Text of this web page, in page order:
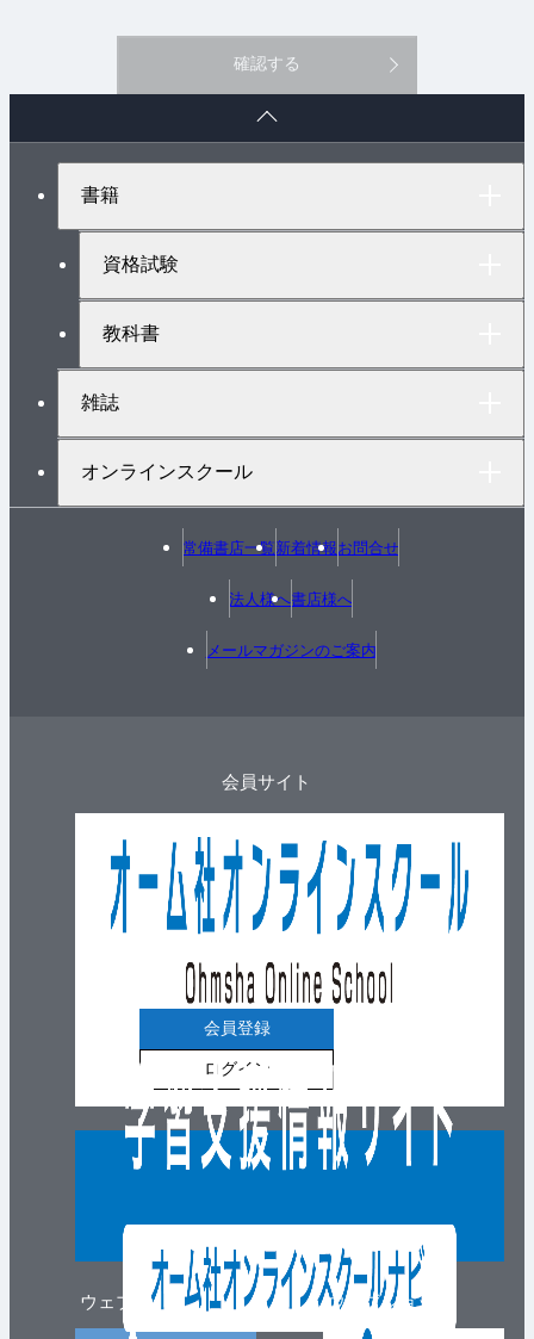
確認する
書籍
資格試験
教科書
雑誌
オンラインスクール
常備書店一覧新着情報お問合せ
法人様へ書店様へ
メールマガジンのご案内
ウェブマガジン
会員サイト
会員登録
ログイン
ウェブショップ